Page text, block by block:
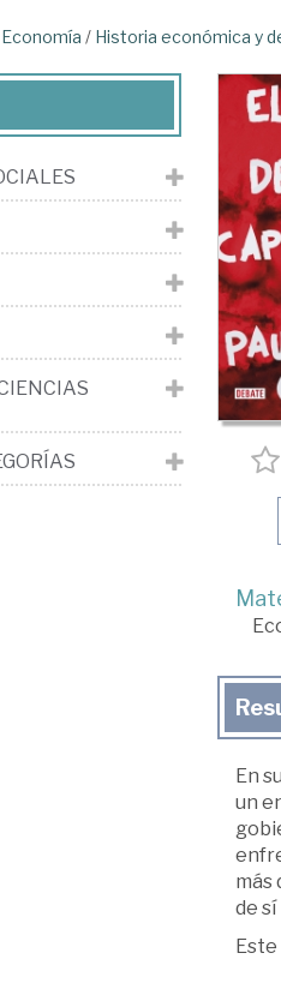
Economía / Historia económica y
En
un
más
de